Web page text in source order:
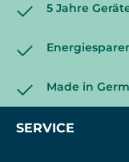
5 Jahre
Made in
SERVICE